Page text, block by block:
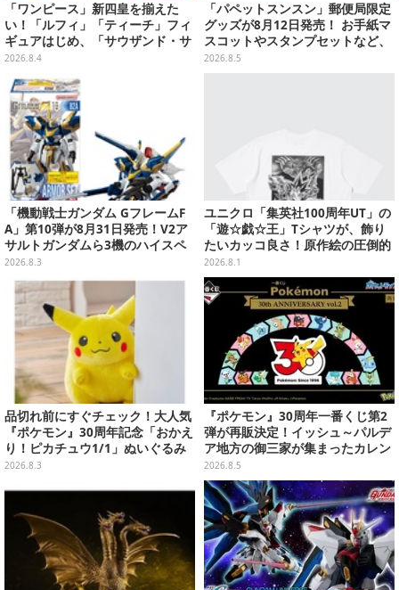
「ワンピース」新四皇を揃えた
い！「ルフィ」「ティーチ」フィ
ギュアはじめ、「サウザンド・サ
ニー号リモコンカー」など4商品
2026.8.4
「パペットスンスン」郵便局限定
グッズが8月12日発売！ お手紙マ
スコットやスタンプセットなど、
可愛すぎる全5アイテムがライン
ナップ
2026.8.5
「機動戦士ガンダム GフレームF
A」第10弾が8月31日発売！V2ア
サルトガンダムら3機のハイスペ
ック可動フィギュア
2026.8.3
ユニクロ「集英社100周年UT」の
「遊☆戯☆王」Tシャツが、飾り
たいカッコ良さ！原作絵の圧倒的
な存在感に痺れる
2026.8.1
品切れ前にすぐチェック！大人気
『ポケモン』30周年記念「おかえ
り！ピカチュウ1/1」ぬいぐるみ
がポケモンセンターオンラインで
2026.8.3
『ポケモン』30周年一番くじ第2
弾が再販決定！イッシュ～パルデ
ア地方の御三家が集まったカレン
ダー、ぬいぐるみなど記念グッズ
盛りだくさん
2026.8.5